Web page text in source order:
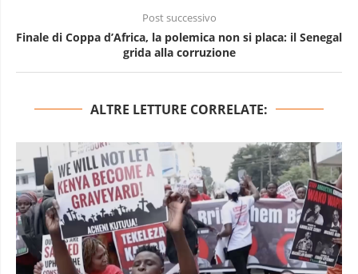
Post successivo
Finale di Coppa d’Africa, la polemica non si placa: il Senegal
grida alla corruzione
ALTRE LETTURE CORRELATE: